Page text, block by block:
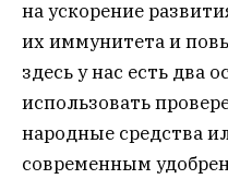
на ускорение
их иммунитета и
здесь у нас есть два
использовать
народные средства
современным